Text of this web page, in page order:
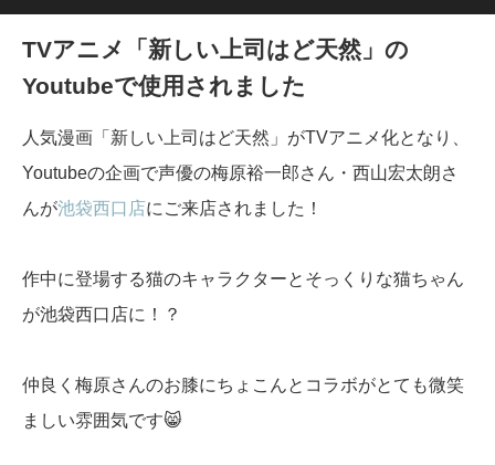
TVアニメ「新しい上司はど天然」の
Youtubeで使用されました
人気漫画「新しい上司はど天然」がTVアニメ化となり、
Youtubeの企画で声優の梅原裕一郎さん・西山宏太朗さ
んが池袋西口店にご来店されました！
作中に登場する猫のキャラクターとそっくりな猫ちゃん
が池袋西口店に！？
仲良く梅原さんのお膝にちょこんとコラボがとても微笑
ましい雰囲気です😸